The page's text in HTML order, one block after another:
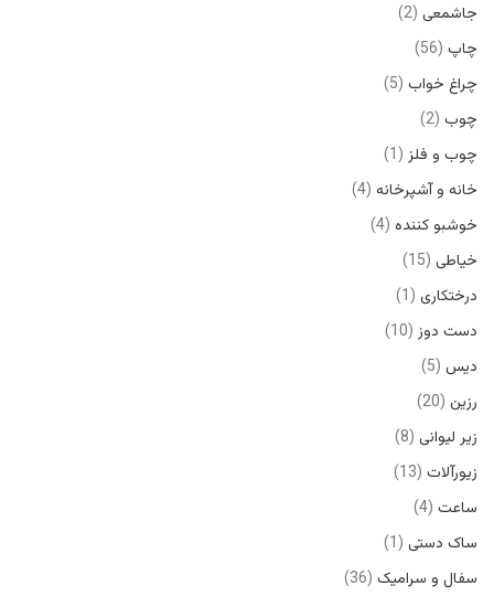
جاشمعی 2
چاپ 56
چراغ خواب 5
چوب 2
چوب و فلز 1
خانه و آشپرخانه 4
خوشبو کننده 4
خیاطی 15
درختکاری 1
دست دوز 10
دیس 5
رزین 20
زیر لیوانی 8
زیورآلات 13
ساعت 4
ساک دستی 1
سفال و سرامیک 36